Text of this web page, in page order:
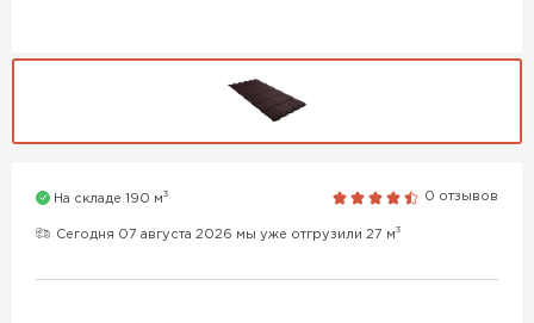
На складе 190 м3 0 отзывов
Сегодня 07 августа 2026 мы уже отгрузили 27 м3